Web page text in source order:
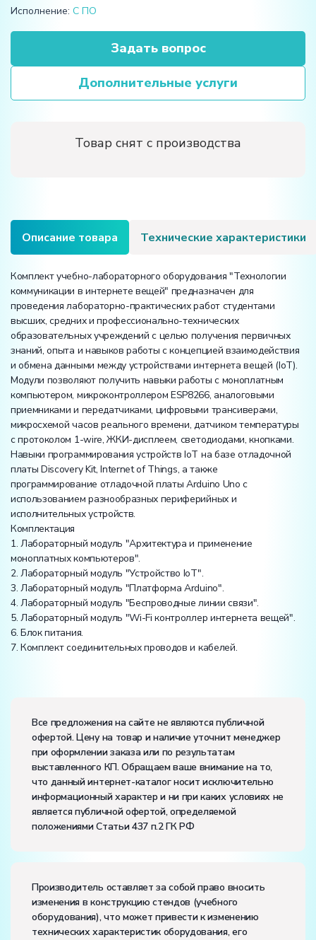
Исполнение: С ПО
Задать вопрос
Дополнительные услуги
Товар снят с производства
Описание товара Технические характеристики
Комплект учебно-лабораторного оборудования "Технологии
коммуникации в интернете вещей" предназначен для
проведения лабораторно-практических работ студентами
высших, средних и профессионально-технических
образовательных учреждений с целью получения первичных
знаний, опыта и навыков работы с концепцией взаимодействия
и обмена данными между устройствами интернета вещей (IoT).
Модули позволяют получить навыки работы с моноплатным
компьютером, микроконтроллером ESP8266, аналоговыми
приемниками и передатчиками, цифровыми трансиверами,
микросхемой часов реального времени, датчиком температуры
с протоколом 1-wire, ЖКИ-дисплеем, светодиодами, кнопками.
Навыки программирования устройств IoT на базе отладочной
платы Discovery Kit, Internet of Things, а также
программирование отладочной платы Arduino Uno с
использованием разнообразных периферийных и
исполнительных устройств.
Комплектация
1. Лабораторный модуль "Архитектура и применение
моноплатных компьютеров".
2. Лабораторный модуль "Устройство IoT".
3. Лабораторный модуль "Платформа Arduino".
4. Лабораторный модуль "Беспроводные линии связи".
5. Лабораторный модуль "Wi-Fi контроллер интернета вещей".
6. Блок питания.
7. Комплект соединительных проводов и кабелей.
частота, Гц:50
Класс защиты от поражения электрическим током:
Диапазон рабочих температур, ˚С:+10…+35
Влажность, %:до 80
Все предложения на сайте не являются публичной
офертой. Цену на товар и наличие уточнит менеджер
при оформлении заказа или по результатам
выставленного КП. Обращаем ваше внимание на то,
что данный интернет-каталог носит исключительно
информационный характер и ни при каких условиях не
является публичной офертой, определяемой
положениями Статьи 437 п.2 ГК РФ
Производитель оставляет за собой право вносить
изменения в конструкцию стендов (учебного
оборудования), что может привести к изменению
технических характеристик оборудования, его